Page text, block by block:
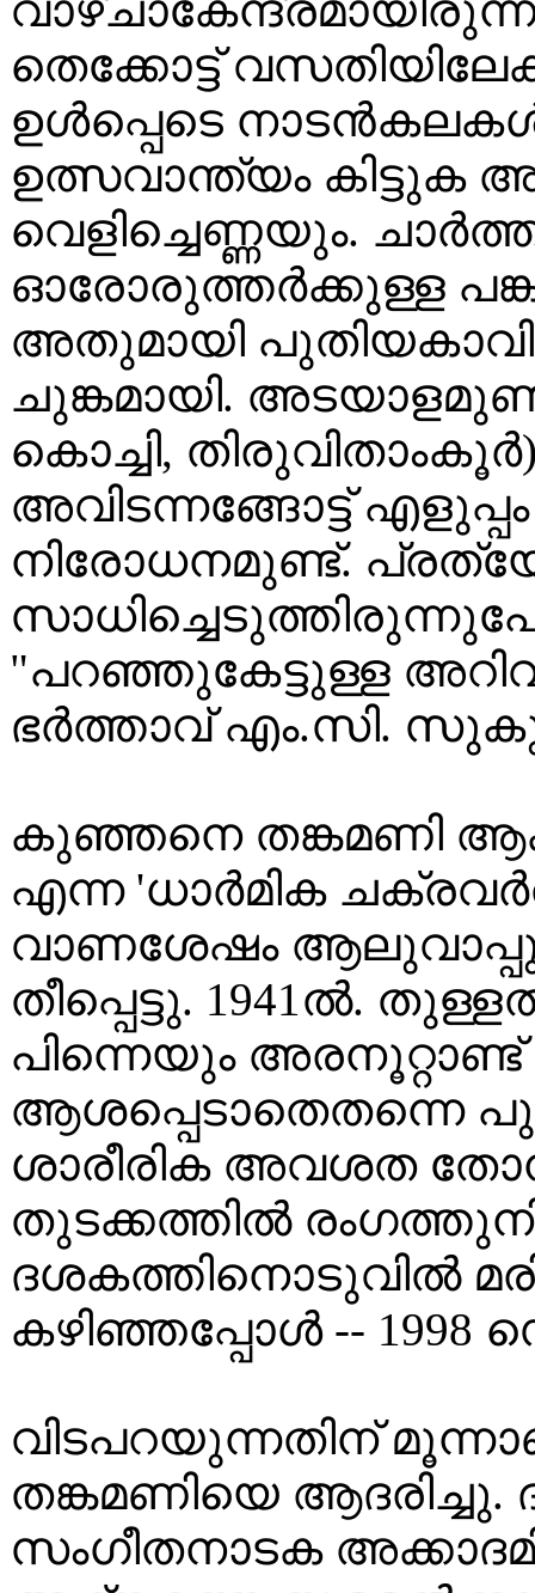
തെക്കോട്ട്
ഉൾപ്പെടെ
ഉത്സവാന്ത്യം കിട്ടുക
വെളിച്ചെണ്ണയും.
ഓരോരുത്തർക്കുള്ള
അതുമായി
ചുങ്കമായി.
കൊച്ചി,
അവിടന്നങ്ങോട്ട്
നിരോധനമുണ്ട്.
"പറഞ്ഞുകേട്ടുള്ള
ഭർത്താവ് എം.സി.
കുഞ്ഞനെ തങ്കമണി
എന്ന 'ധാർമിക
വാണശേഷം
തീപ്പെട്ടു. 1941ൽ.
പിന്നെയും അരനൂറ്റാണ്ട്
ആശപ്പെടാതെതന്നെ
ശാരീരിക അവശത
തുടക്കത്തിൽ
ദശകത്തിനൊടുവിൽ
കഴിഞ്ഞപ്പോൾ -- 1998
വിടപറയുന്നതിന്
തങ്കമണിയെ
സംഗീതനാടക